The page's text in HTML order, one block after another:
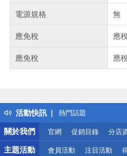
電源規格
無
應免稅
應
應免稅
應
活動快訊
得獎公告
熱門話題
銀行優惠
偏遠地區配送
詐騙網頁！請小心！
關於我們
官網 促銷目錄 分店
主題活動 會員活動 注目活動